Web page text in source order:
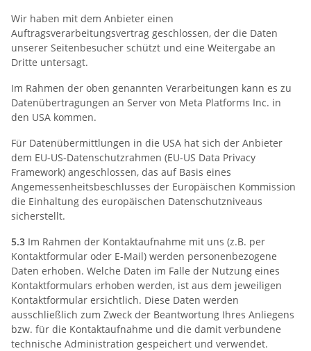
Wir haben mit dem Anbieter einen
Auftragsverarbeitungsvertrag geschlossen, der die Daten
unserer Seitenbesucher schützt und eine Weitergabe an
Dritte untersagt.
Im Rahmen der oben genannten Verarbeitungen kann es zu
Datenübertragungen an Server von Meta Platforms Inc. in
den USA kommen.
Für Datenübermittlungen in die USA hat sich der Anbieter
dem EU-US-Datenschutzrahmen (EU-US Data Privacy
Framework) angeschlossen, das auf Basis eines
Angemessenheitsbeschlusses der Europäischen Kommission
die Einhaltung des europäischen Datenschutzniveaus
sicherstellt.
5.3 Im Rahmen der Kontaktaufnahme mit uns (z.B. per
Kontaktformular oder E-Mail) werden personenbezogene
Daten erhoben. Welche Daten im Falle der Nutzung eines
Kontaktformulars erhoben werden, ist aus dem jeweiligen
Kontaktformular ersichtlich. Diese Daten werden
ausschließlich zum Zweck der Beantwortung Ihres Anliegens
bzw. für die Kontaktaufnahme und die damit verbundene
technische Administration gespeichert und verwendet.